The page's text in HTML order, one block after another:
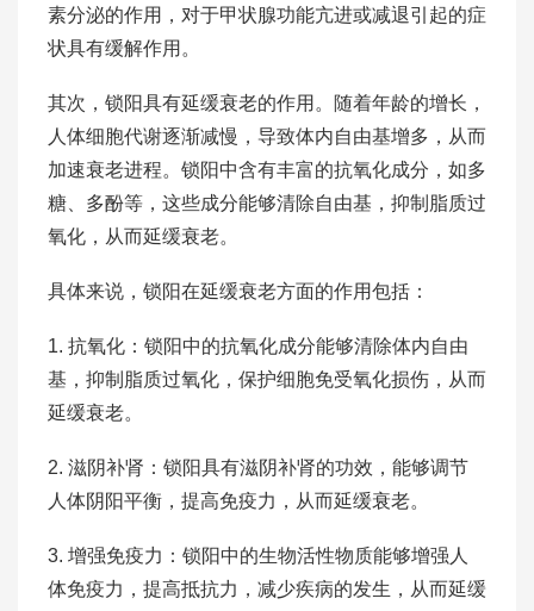
素分泌的作用，对于甲状腺功能亢进或减退引起的症
状具有缓解作用。
其次，锁阳具有延缓衰老的作用。随着年龄的增长，
人体细胞代谢逐渐减慢，导致体内自由基增多，从而
加速衰老进程。锁阳中含有丰富的抗氧化成分，如多
糖、多酚等，这些成分能够清除自由基，抑制脂质过
氧化，从而延缓衰老。
具体来说，锁阳在延缓衰老方面的作用包括：
1. 抗氧化：锁阳中的抗氧化成分能够清除体内自由
基，抑制脂质过氧化，保护细胞免受氧化损伤，从而
延缓衰老。
2. 滋阴补肾：锁阳具有滋阴补肾的功效，能够调节
人体阴阳平衡，提高免疫力，从而延缓衰老。
3. 增强免疫力：锁阳中的生物活性物质能够增强人
体免疫力，提高抵抗力，减少疾病的发生，从而延缓